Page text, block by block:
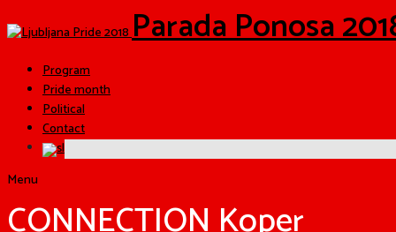
Parada Ponosa
Program
Pride month
Political
Contact
Menu